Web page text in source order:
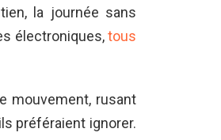
la journée sans
électroniques,tous
mouvement, rusant
préféraient ignorer.